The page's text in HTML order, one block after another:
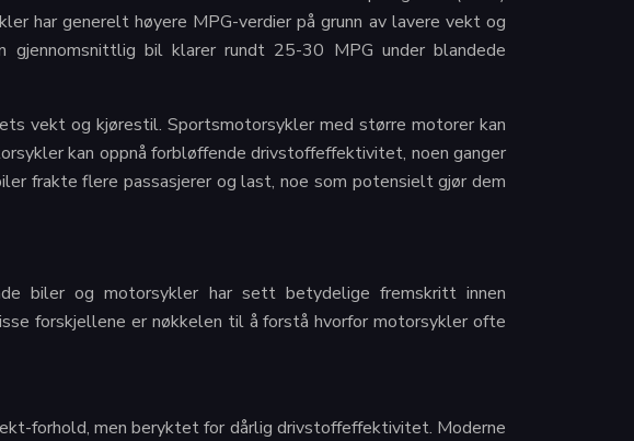
har generelt høyere MPG-verdier på grunn av lavere vekt og
bil klarer rundt 25-30 MPG under blandede
vekt og kjørestil. Sportsmotorsykler med større motorer kan
kan oppnå forbløffende drivstoffeffektivitet, noen ganger
frakte flere passasjerer og last, noe som potensielt gjør dem
biler og motorsykler har sett betydelige fremskritt innen
forskjellene er nøkkelen til å forstå hvorfor motorsykler ofte
forhold, men beryktet for dårlig drivstoffeffektivitet. Moderne